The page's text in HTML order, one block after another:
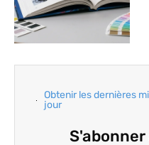
Obtenir les dernières
jour